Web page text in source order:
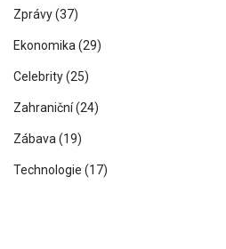
Zprávy(37)
Ekonomika(29)
Celebrity(25)
Zahraniční(24)
Zábava(19)
Technologie (17)